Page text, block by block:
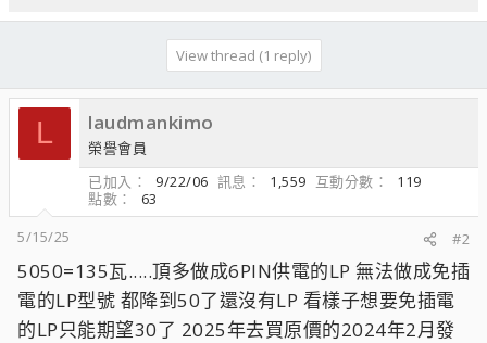
View thread (1 reply)
L laudmankimo
榮譽會員
已加入
9/22/06 訊息 1,559 互動分數
119
點數
63
5/15/25
#2
5050=135瓦.....頂多做成6PIN供電的LP 無法做成免插
電的LP型號 都降到50了還沒有LP 看樣子想要免插電
的LP只能期望30了 2025年去買原價的2024年2月發